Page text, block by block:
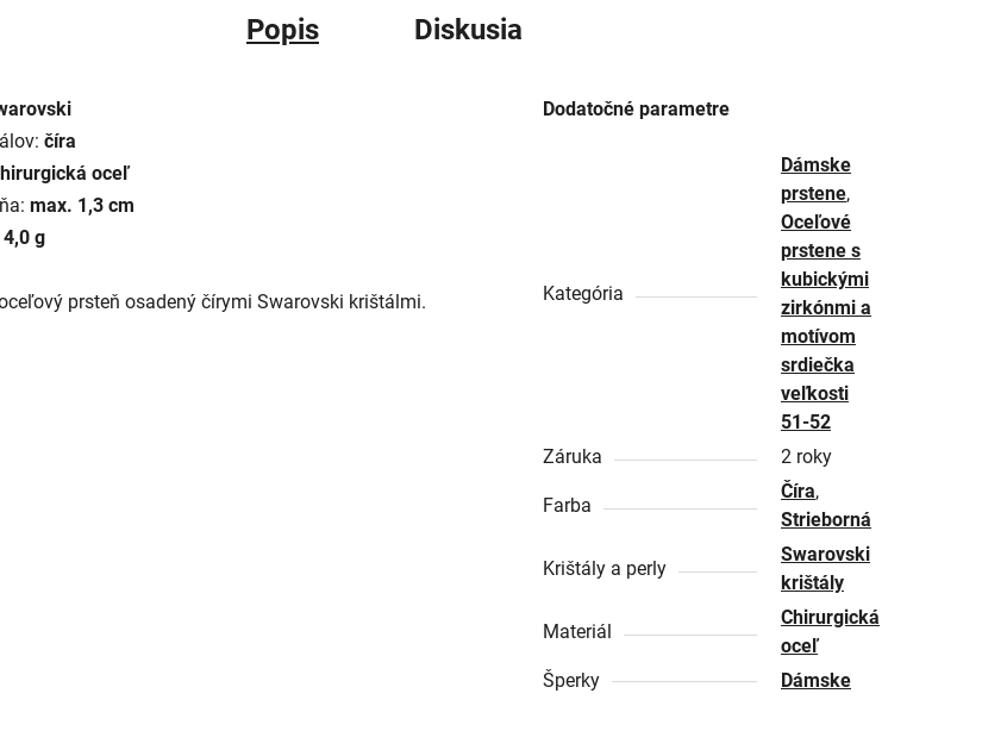
Popis Diskusia
číra
oceľ
max. 1,3 cm
4,0 g
prsteň osadený čírymi Swarovski krištálmi.
Dodatočné parametre
Kategória
Dámske
prstene,
Oceľové
prstene s
kubickými
zirkónmi a
motívom
srdiečka
veľkosti
51-52
Záruka
2 roky
Farba
Číra,
Strieborná
Krištály a perly
Swarovski
krištály
Materiál
Chirurgická
oceľ
Šperky
Dámske